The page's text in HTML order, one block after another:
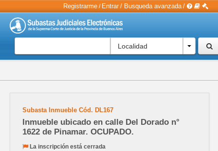
Registrarme / Entrar / Busqueda avanzada /
Localidad
Subasta Inmueble Cód. DL167
Inmueble ubicado en calle Del Dorado n°
1622 de Pinamar. OCUPADO.
La inscripción está cerrada